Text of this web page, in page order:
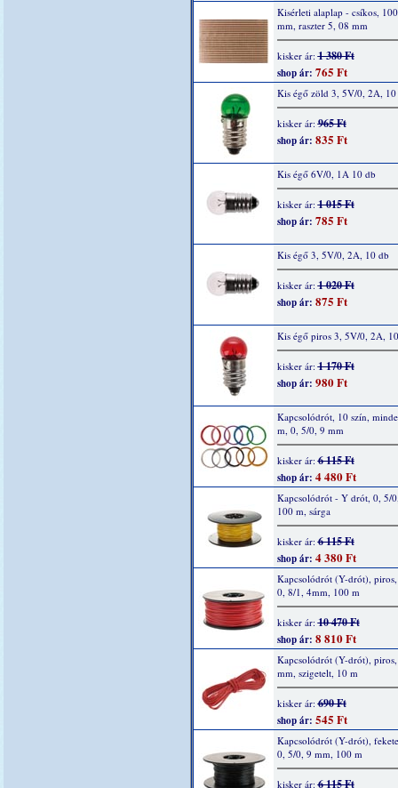
Kisérleti alaplap - csíkos,
mm, raszter 5, 08 mm
kisker ár:1 380 Ft
shop ár: 765 Ft
Kis égő zöld 3, 5V/0, 2A, 10
kisker ár:965 Ft
shop ár: 835 Ft
Kis égő 6V/0, 1A 10 db
kisker ár:1 015 Ft
shop ár: 785 Ft
Kis égő 3, 5V/0, 2A, 10 db
kisker ár:1 020 Ft
shop ár: 875 Ft
Kis égő piros 3, 5V/0, 2A,
kisker ár:1 170 Ft
shop ár: 980 Ft
Kapcsolódrót, 10 szín,
m, 0, 5/0, 9 mm
kisker ár:6 115 Ft
shop ár: 4 480 Ft
Kapcsolódrót - Y drót, 0, 5/
100 m, sárga
kisker ár:6 115 Ft
shop ár: 4 380 Ft
Kapcsolódrót (Y-drót), piros,
0, 8/1, 4mm, 100 m
kisker ár:10 470 Ft
shop ár: 8 810 Ft
Kapcsolódrót (Y-drót),
mm, szigetelt, 10 m
kisker ár:690 Ft
shop ár: 545 Ft
Kapcsolódrót (Y-drót),
0, 5/0, 9 mm, 100 m
kisker ár:6 115 Ft